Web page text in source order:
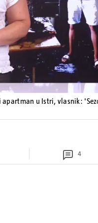
u Istri, vlasnik:
4